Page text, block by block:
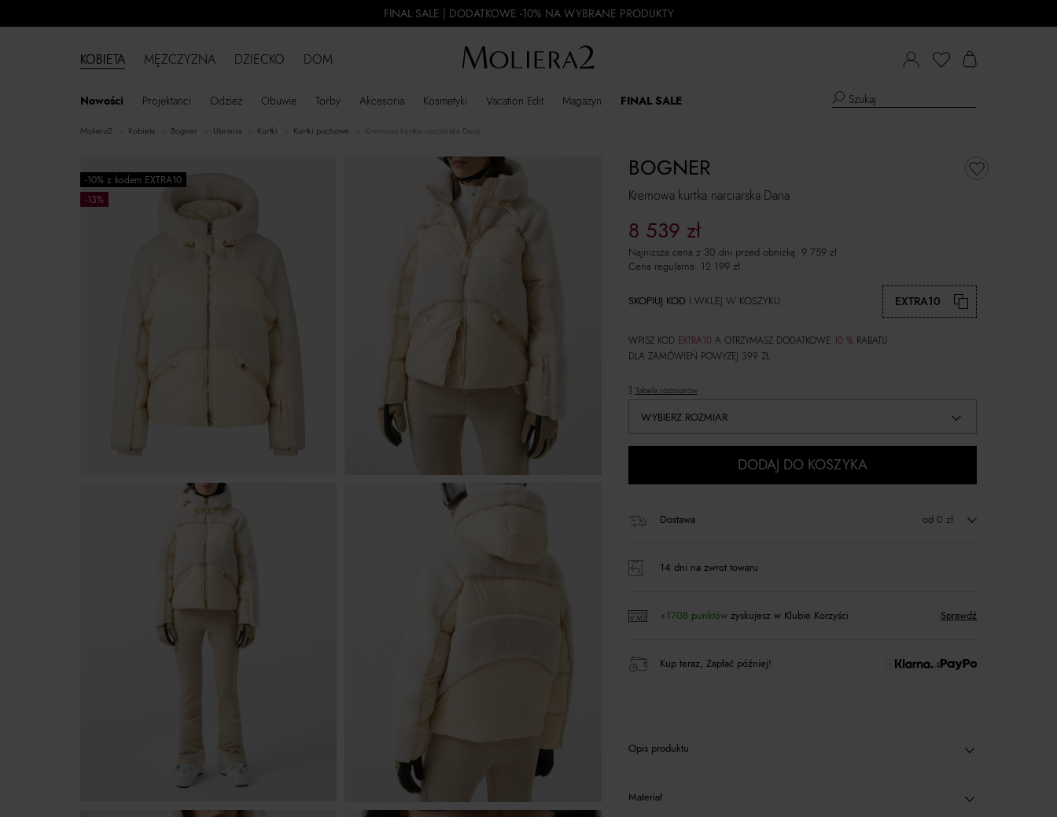
FINAL SALE | DODATKOWE -10% NA WYBRANE PRODUKTY
KOBIETA
Nowości Projektanci Odzież Obuwie Torby Akcesoria Kosmetyki Vacation Edit Magazyn FINAL SALE
MĘŻCZYZNA DZIECKO DOM
moliera2 kobieta Bogner ubrania kurtki kurtki puchowe Kremowa kurtka narciarska Dana
-10% z kodem EXTRA10
-13%
Kremowa kurtka narciarska Dana
BOGNER
8 539 zł
Najniższa cena z 30 dni przed obniżką: 9 759 zł
Cena regularna: 12 199 zł
SKOPIUJ KOD I WKLEJ W KOSZYKU: EXTRA10
WPISZ KOD EXTRA10A OTRZYMASZ DODATKOWE 10 % RABATU
DLA ZAMÓWIEŃ POWYŻEJ 399 ZŁ
Tabela rozmiarów
WYBIERZ ROZMIAR
DODAJ DO KOSZYKA
Dostawa od 0 zł
14 dni na zwrot towaru
+1708 punktówzyskujesz w Klubie Korzyści Sprawdź
Kup teraz, Zapłać później!
Opis produktu
Materiał